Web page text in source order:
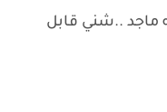
ماجد ..شني قابل